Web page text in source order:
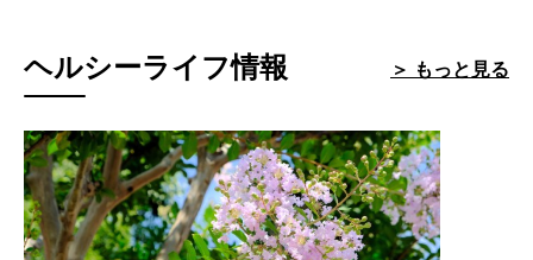
ヘルシーライフ情報 ＞ もっと見る